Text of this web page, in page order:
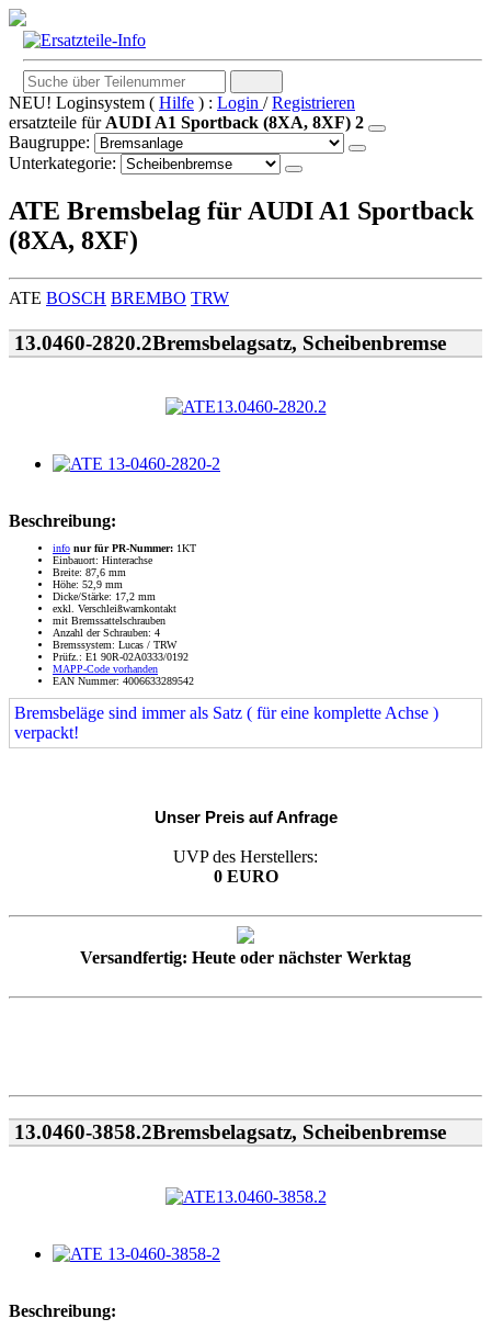
NEU! Loginsystem ( Hilfe ) : Login /Registrieren
ersatzteile für AUDI A1 Sportback (8XA, 8XF) 2
Baugruppe:
Unterkategorie:
ATE Bremsbelag für AUDI A1 Sportback
(8XA, 8XF)
ATE BOSCH BREMBO TRW
13.0460-2820.2Bremsbelagsatz, Scheibenbremse
Beschreibung:
info nur für PR-Nummer: 1KT
Einbauort: Hinterachse
Breite: 87,6 mm
Höhe: 52,9 mm
Dicke/Stärke: 17,2 mm
exkl. Verschleißwarnkontakt
mit Bremssattelschrauben
Anzahl der Schrauben: 4
Bremssystem: Lucas / TRW
Prüfz.: E1 90R-02A0333/0192
MAPP-Code vorhanden
EAN Nummer: 4006633289542
Bremsbeläge sind immer als Satz ( für eine komplette Achse )
verpackt!
Unser Preis auf Anfrage
UVP des Herstellers:
0 EURO
Versandfertig: Heute oder nächster Werktag
13.0460-3858.2Bremsbelagsatz, Scheibenbremse
Beschreibung: